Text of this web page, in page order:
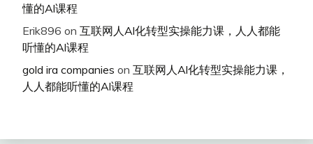
懂的Al课程
Erik896 on 互联网人Al化转型实操能力课，人人都能
听懂的Al课程
gold ira companies on 互联网人Al化转型实操能力课，
人人都能听懂的Al课程